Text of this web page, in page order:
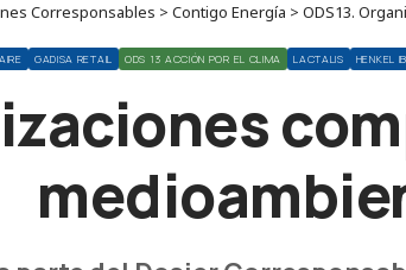
Corresponsables > Contigo Energía > ODS13.
GADISA RETAIL ODS 13 ACCIÓN POR EL CLIMA LACTALIS HENKEL